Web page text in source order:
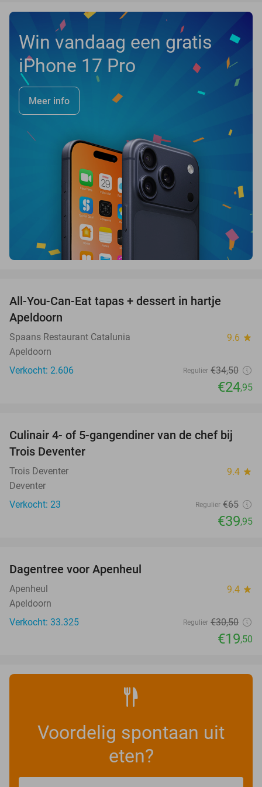
Win vandaag een gratis
iPhone 17 Pro
Meer info
All-You-Can-Eat tapas + dessert in hartje
Apeldoorn
Spaans Restaurant Catalunia 9.6 star
Apeldoorn
Verkocht: 2.606
Regulier €34,50
€24,95
39%
Culinair 4- of 5-gangendiner van de chef bij
Trois Deventer
Trois Deventer 9.4 star
Deventer
Verkocht: 23
Regulier €65
€39,95
Dagentree voor Apenheul
Apenheul 9.4 star
Apeldoorn
Verkocht: 33.325
Regulier €30,50
€19,50
Voordelig spontaan uit
eten?